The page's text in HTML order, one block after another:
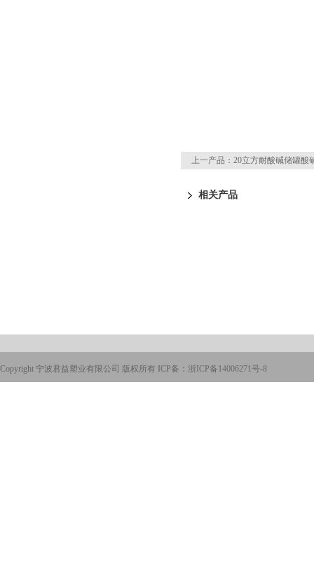
上一产品： 20立方耐酸碱储罐酸
相关产品
Copyright 宁波君益塑业有限公司 版权所有 ICP备： 浙ICP备14006271号-8